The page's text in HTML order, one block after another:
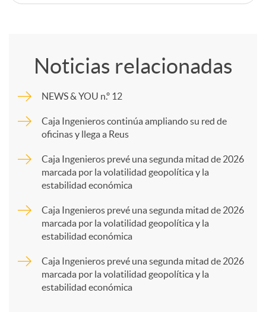
C
p
a
Noticias relacionadas
NEWS & YOU n.º 12
Caja Ingenieros continúa ampliando su red de
oficinas y llega a Reus
Caja Ingenieros prevé una segunda mitad de 2026
marcada por la volatilidad geopolítica y la
estabilidad económica
Caja Ingenieros prevé una segunda mitad de 2026
marcada por la volatilidad geopolítica y la
estabilidad económica
Caja Ingenieros prevé una segunda mitad de 2026
marcada por la volatilidad geopolítica y la
estabilidad económica